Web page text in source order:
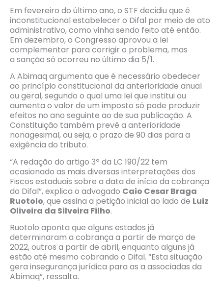
Em fevereiro do último ano, o STF decidiu que é
inconstitucional estabelecer o Difal por meio de ato
administrativo, como vinha sendo feito até então.
Em dezembro, o Congresso aprovou a lei
complementar para corrigir o problema, mas
a sanção só ocorreu no último dia 5/1.
A Abimaq argumenta que é necessário obedecer
ao princípio constitucional da anterioridade anual
ou geral, segundo o qual uma lei que institui ou
aumenta o valor de um imposto só pode produzir
efeitos no ano seguinte ao de sua publicação. A
Constituição também prevê a anterioridade
nonagesimal, ou seja, o prazo de 90 dias para a
exigência do tributo.
“A redação do artigo 3º da LC 190/22 tem
ocasionado as mais diversas interpretações dos
Fiscos estaduais sobre a data de início da cobrança
do Difal”, explica o advogado Caio Cesar Braga
Ruotolo, que assina a petição inicial ao lado de Luiz
Oliveira da Silveira Filho.
Ruotolo aponta que alguns estados já
determinaram a cobrança a partir de março de
2022, outros a partir de abril, enquanto alguns já
estão até mesmo cobrando o Difal. “Esta situação
gera insegurança jurídica para as a associadas da
Abimaq”, ressalta.